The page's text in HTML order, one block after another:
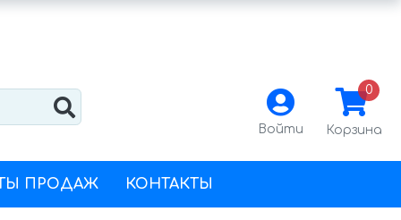
Войти
0
Корзина
ПРОДАЖ КОНТАКТЫ